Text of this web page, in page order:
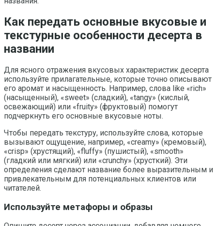
Как передать основные вкусовые и
текстурные особенности десерта в
названии
Для ясного отражения вкусовых характеристик десерта
используйте прилагательные, которые точно описывают
его аромат и насыщенность. Например, слова like «rich»
(насыщенный), «sweet» (сладкий), «tangy» (кислый,
освежающий) или «fruity» (фруктовый) помогут
подчеркнуть его основные вкусовые ноты.
Чтобы передать текстуру, используйте слова, которые
вызывают ощущение, например, «creamy» (кремовый),
«crisp» (хрустящий), «fluffy» (пушистый), «smooth»
(гладкий или мягкий) или «crunchy» (хрусткий). Эти
определения сделают название более выразительным и
привлекательным для потенциальных клиентов или
читателей.
Используйте метафоры и образы